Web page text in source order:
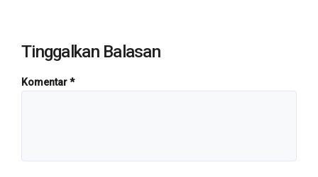
Tinggalkan Balasan
Komentar*